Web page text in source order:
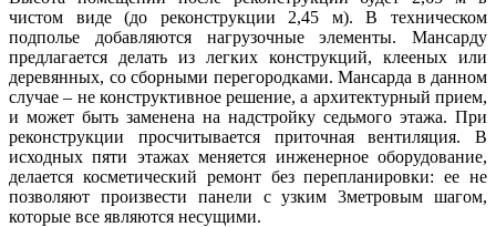
чистом виде (до реконструкции 2,45 м). В техническом
подполье добавляются нагрузочные элементы. Мансарду
предлагается делать из легких конструкций, клееных или
деревянных, со сборными перегородками. Мансарда в данном
случае – не конструктивное решение, а архитектурный прием,
и может быть заменена на надстройку седьмого этажа. При
реконструкции просчитывается приточная вентиляция. В
исходных пяти этажах меняется инженерное оборудование,
делается косметический ремонт без перепланировки: ее не
позволяют произвести панели с узким 3метровым шагом,
которые все являются несущими.